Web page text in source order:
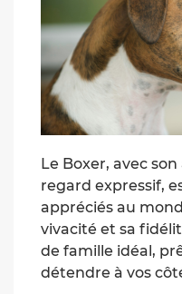
Le Boxer, avec
regard expressif,
appréciés au
vivacité et sa
de famille idéal,
détendre à vos